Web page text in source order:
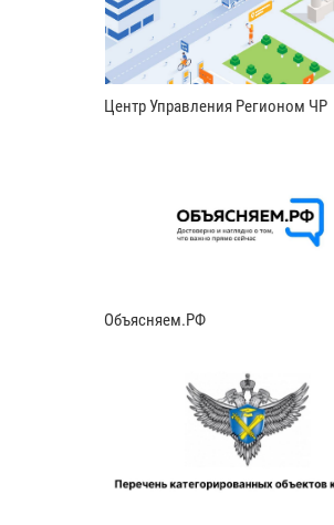
Центр Управления Регионом ЧР
Объясняем.РФ